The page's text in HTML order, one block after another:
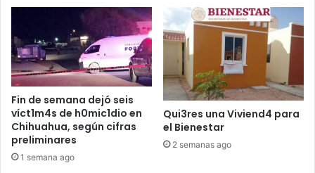
Fin de semana dejó seis
víct1m4s de h0mic1dio en
Chihuahua, según cifras
preliminares
1 semana ago
Qui3res una Viviend4 para
el Bienestar
2 semanas ago